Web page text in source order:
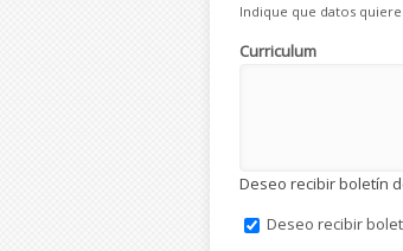
Indique que datos
Curriculum
Deseo recibir boletín
Deseo recibir